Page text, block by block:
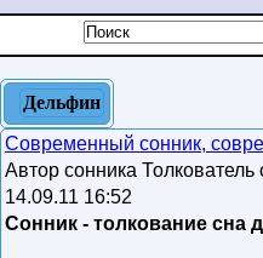
Дельфин
Современный сонник,
Автор сонника Толкователь
14.09.11 16:52
Сонник - толкование сна